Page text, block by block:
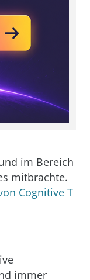
im Bereich
mitbrachte.
Cognitive T
immer